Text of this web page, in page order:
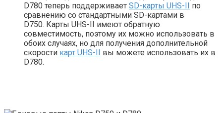
D780 теперь поддерживает SD-карты UHS-II
по
сравнению со стандартными SD-картами в
D750. Карты UHS-II имеют обратную
совместимость, поэтому их можно использовать в
обоих случаях, но для получения дополнительной
скорости карт UHS-II
вы можете использовать их в
D780.